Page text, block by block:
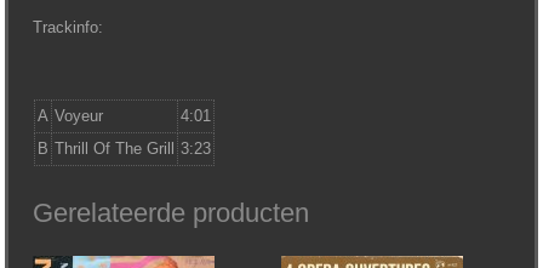
Trackinfo:
A Voyeur
4:01
B Thrill Of The Grill 3:23
Gerelateerde producten